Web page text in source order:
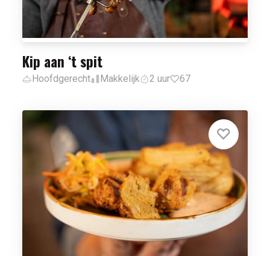
Kip aan ‘t spit
Hoofdgerecht Makkelijk 2 uur 67